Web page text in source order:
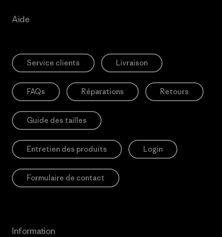
Aide
Service clients Livraison
FAQs Réparations Retours
Guide des tailles
Entretien des produits Login
Formulaire de contact
Information